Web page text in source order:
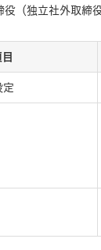
（独立社外取締
定